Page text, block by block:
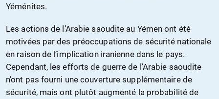
Yéménites.
Les actions de l’Arabie saoudite au Yémen ont été
motivées par des préoccupations de sécurité nationale
en raison de l’implication iranienne dans le pays.
Cependant, les efforts de guerre de l’Arabie saoudite
n’ont pas fourni une couverture supplémentaire de
sécurité, mais ont plutôt augmenté la probabilité de